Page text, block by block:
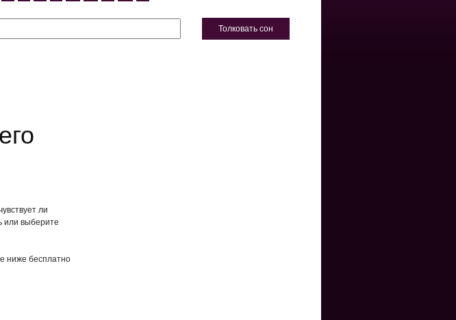
Толковать сон
ли
или выберите
ниже бесплатно